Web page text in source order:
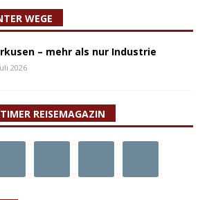
WEGE
– mehr als nur Industrie
2026
REISEMAGAZIN